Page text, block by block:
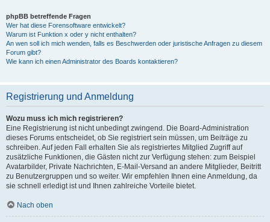
phpBB betreffende Fragen
Wer hat diese Forensoftware entwickelt?
Warum ist Funktion x oder y nicht enthalten?
An wen soll ich mich wenden, falls es Beschwerden oder juristische Anfragen zu diesem
Forum gibt?
Wie kann ich einen Administrator des Boards kontaktieren?
Registrierung und Anmeldung
Wozu muss ich mich registrieren?
Eine Registrierung ist nicht unbedingt zwingend. Die Board-Administration
dieses Forums entscheidet, ob Sie registriert sein müssen, um Beiträge zu
schreiben. Auf jeden Fall erhalten Sie als registriertes Mitglied Zugriff auf
zusätzliche Funktionen, die Gästen nicht zur Verfügung stehen: zum Beispiel
Avatarbilder, Private Nachrichten, E-Mail-Versand an andere Mitglieder, Beitritt
zu Benutzergruppen und so weiter. Wir empfehlen Ihnen eine Anmeldung, da
sie schnell erledigt ist und Ihnen zahlreiche Vorteile bietet.
Nach oben